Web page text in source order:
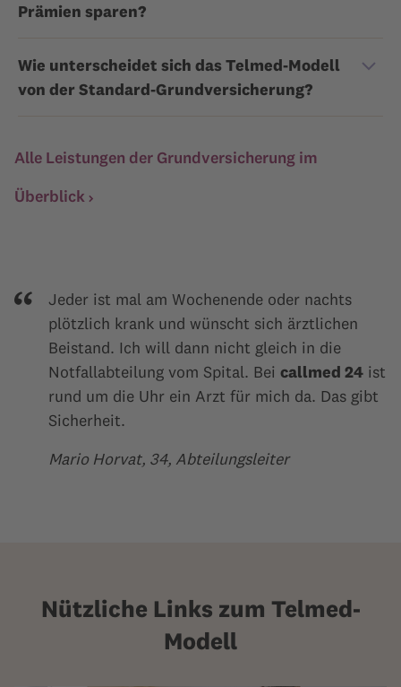
Prämien sparen?
Wie unterscheidet sich das Telmed-Modell
von der Standard-Grundversicherung?
Alle Leistungen der Grundversicherung im
Überblick
Jeder ist mal am Wochenende oder nachts
plötzlich krank und wünscht sich ärztlichen
Beistand. Ich will dann nicht gleich in die
Notfallabteilung vom Spital. Bei callmed 24 ist
rund um die Uhr ein Arzt für mich da. Das gibt
Sicherheit.
Mario Horvat, 34, Abteilungsleiter
Nützliche Links zum Telmed-
Modell